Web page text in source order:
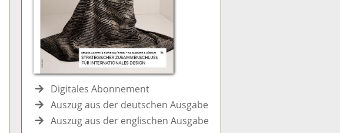
Digitales Abonnement
Auszug aus der deutschen Ausgabe
Auszug aus der englischen Ausgabe